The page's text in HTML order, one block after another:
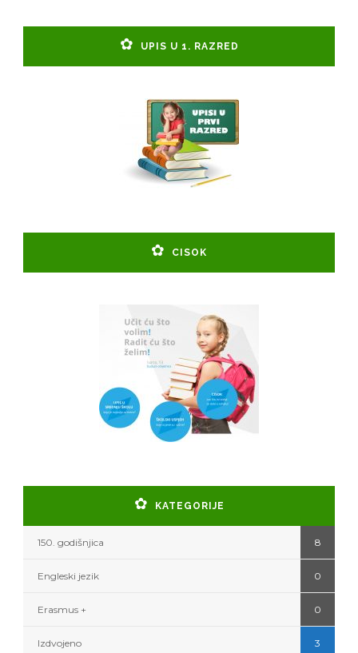
UPIS U 1. RAZRED
CISOK
KATEGORIJE
150. godišnjica 8
Engleski jezik 0
Erasmus + 0
Izdvojeno 3